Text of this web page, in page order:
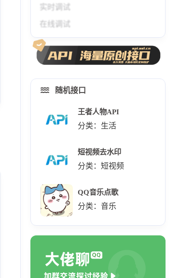
实时调试
在线调试
随机接口
王者人物API
分类：生活
短视频去水印
分类：短视频
QQ音乐点歌
分类：音乐